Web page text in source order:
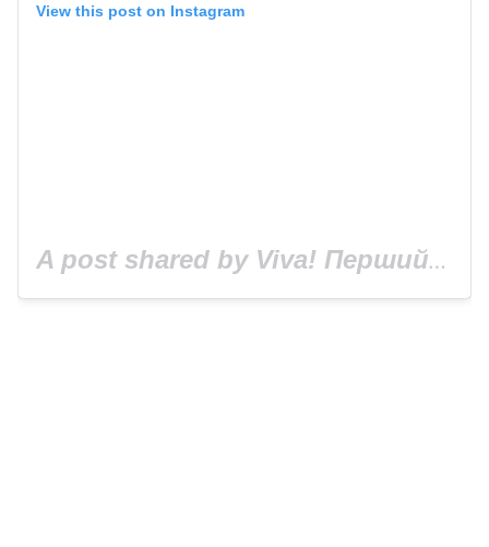
View this post on Instagram
A post shared by Viva! Перший журнал про зірок (@viva_ukraine_magazine)